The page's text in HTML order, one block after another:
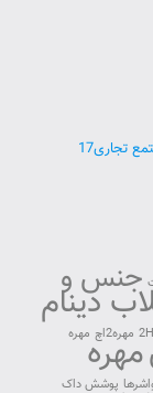
نشانی فروشگاه مرکزی: تهران ، بازارآهن شادآباد ، مجتمع تجاری17
جنس و
دینام
مهره2اچ
مهرهمهره
پوشش داک